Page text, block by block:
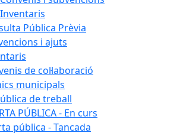
Inventaris
Pública Prèvia
i ajuts
de col·laboració
municipals
de treball
PÚBLICA - En curs
pública - Tancada